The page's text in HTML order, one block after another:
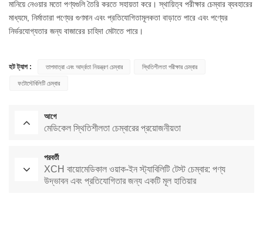
মানিয়ে নেওয়ার মতো পণ্যগুলি তৈরি করতে সহায়তা করে। স্থায়িত্ব পরীক্ষার চেম্বার ব্যবহারের
মাধ্যমে, নির্মাতারা পণ্যের গুণমান এবং প্রতিযোগিতামূলকতা বাড়াতে পারে এবং পণ্যের
নির্ভরযোগ্যতার জন্য বাজারের চাহিদা মেটাতে পারে।
হট ট্যাগ : তাপমাত্রা এবং আর্দ্রতা নিয়ন্ত্রণ চেম্বার স্থিতিশীলতা পরীক্ষার চেম্বার
ফটোস্টেবিলিটি চেম্বার
আগে
মেডিকেল স্থিতিশীলতা চেম্বারের প্রয়োজনীয়তা
পরবর্তী
XCH বায়োমেডিকাল ওয়াক-ইন স্ট্যাবিলিটি টেস্ট চেম্বার: পণ্য
উদ্ভাবন এবং প্রতিযোগিতার জন্য একটি মূল হাতিয়ার